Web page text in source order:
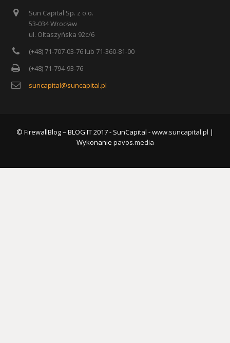
Sun Capital Sp. z o.o.
53-034 Wrocław
ul. Ołtaszyńska 92c/6
(+48) 71-707-03-76 lub 71-360-81-00
(+48) 71-794-93-76
suncapital@suncapital.pl
© FirewallBlog – BLOG IT 2017 - SunCapital -www.suncapital.pl |
Wykonanie pavos.media